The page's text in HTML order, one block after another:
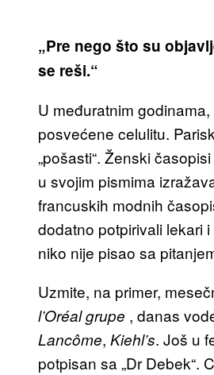
„Pre nego što su
se reši.“
U međuratnim
posvećene celulitu.
„pošasti“. Ženski
u svojim pismima
francuskih modnih
dodatno potpirivali lekari
niko nije pisao sa
Uzmite, na primer,
l’Oréal grupe , danas
Lancôme, Kiehl’s. Još u
potpisan sa „Dr Debek“.